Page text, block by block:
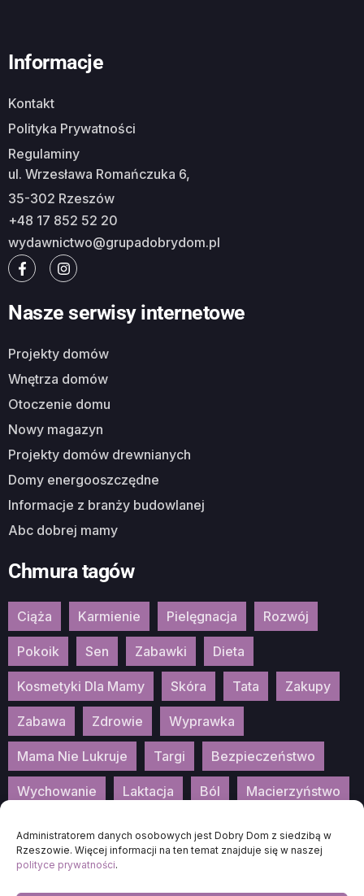
Administratorem danych osobowych jest Dobry Dom z siedzibą w
Rzeszowie. Więcej informacji na ten temat znajduje się w naszej
polityce prywatności.
Informacje
Kontakt
Polityka Prywatności
Regulaminy
ul. Wrzesława Romańczuka 6,
35-302 Rzeszów
+48 17 852 52 20
wydawnictwo@grupadobrydom.pl
Nasze serwisy internetowe
Projekty domów
Wnętrza domów
Otoczenie domu
Nowy magazyn
Projekty domów drewnianych
Domy energooszczędne
Informacje z branży budowlanej
Abc dobrej mamy
Chmura tagów
Ciąża Karmienie Pielęgnacja Rozwój
Pokoik Sen Zabawki Dieta
Kosmetyki Dla Mamy Skóra Tata Zakupy
Zabawa Zdrowie Wyprawka
Mama Nie Lukruje Targi Bezpieczeństwo
Wychowanie Laktacja Ból Macierzyństwo